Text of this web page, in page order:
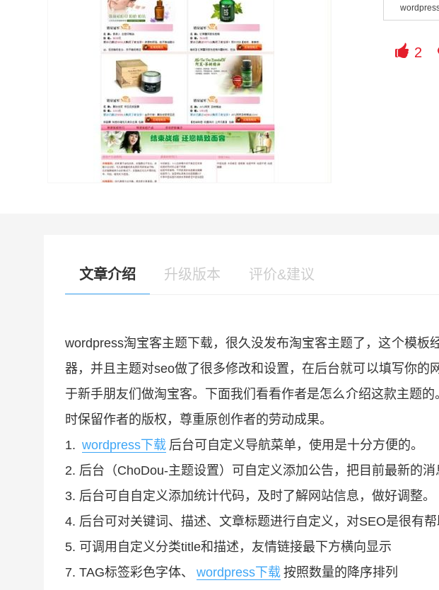
 2
文章介绍 升级版本 评价&建议
wordpress淘宝客主题下载，很久没发布淘宝客主题了，这个模板
器，并且主题对seo做了很多修改和设置，在后台就可以填写你的
于新手朋友们做淘宝客。下面我们看看作者是怎么介绍这款主题
时保留作者的版权，尊重原创作者的劳动成果。
1. wordpress下载 后台可自定义导航菜单，使用是十分方便的。
2. 后台（ChoDou-主题设置）可自定义添加公告，把目前最新的消
3. 后台可自自定义添加统计代码，及时了解网站信息，做好调整。
4. 后台可对关键词、描述、文章标题进行自定义，对SEO是很有帮
5. 可调用自定义分类title和描述，友情链接最下方横向显示
7. TAG标签彩色字体、
wordpress下载 按照数量的降序排列